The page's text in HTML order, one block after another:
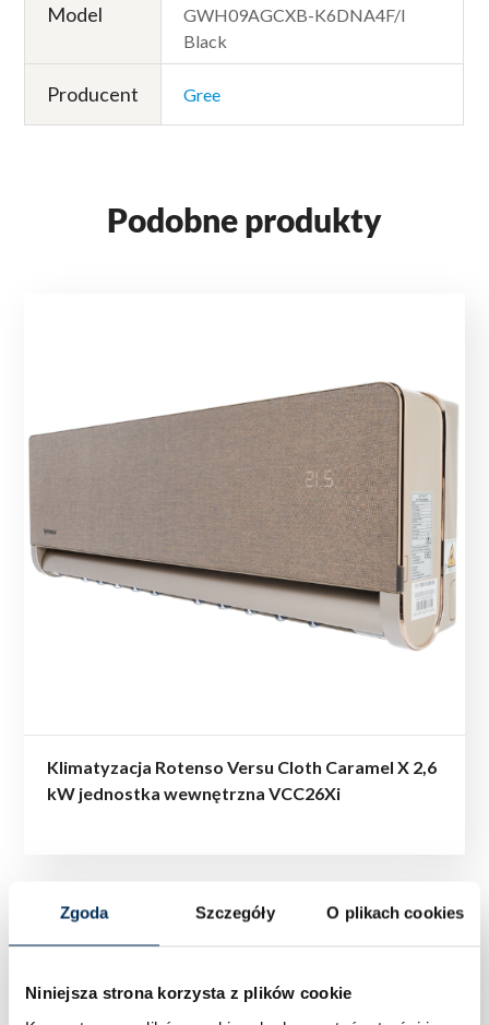
Zgoda Szczegóły O plikach cookies
Niniejsza strona korzysta z plików cookie
Model
GWH09AGCXB-K6DNA4F/I
Black
Producent Gree
Podobne produkty
Klimatyzacja Rotenso Versu Cloth Caramel X 2,6
kW jednostka wewnętrzna VCC26Xi